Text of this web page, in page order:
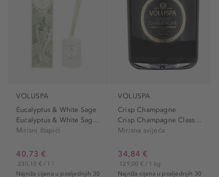
VOLUSPA
Eucalyptus & White Sage
Eucalyptus & White Sage...
Mirisni štapići
40,73 €
Najniža cijena u posljednjih 30
230,10 € / 1 l
VOLUSPA
Crisp Champagne
Crisp Champagne Classic Candle
Mirisna svijeća
34,84 €
Najniža cijena u posljednjih 30
129,00 € / 1 kg